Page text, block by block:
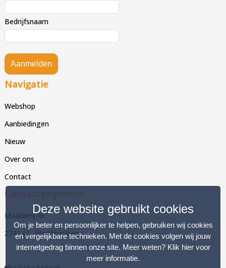
Bedrijfsnaam
Aanmelden
Navigatie
Webshop
Aanbiedingen
Nieuw
Over ons
Contact
Contactgegevens
Maalderij 46
2741 LL, Waddinxveen
Deze website gebruikt cookies
Om je beter en persoonlijker te helpen, gebruiken wij cookies
en vergelijkbare technieken. Met de cookies volgen wij jouw
internetgedrag binnen onze site. Meer weten? Klik hier voor
meer informatie.